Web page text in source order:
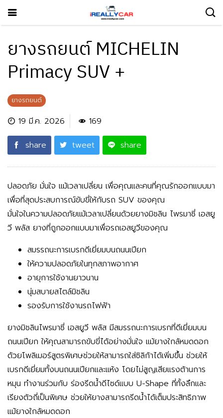
ยางรถยนต์ MICHELIN
Primacy SUV +
ยางรถยนต์
19 มี.ค. 2026
169
share
tweet share
ปลอดภัย มั่นใจ แม้เวลาเปลี่ยน เพื่อคุณและคนที่คุณรักออกแบบมา
เพื่อที่สุดประสบการณ์ขับขี่ให้กับรถ SUV ของคุณ
มั่นใจในความปลอดภัยแม้เวลาเปลี่ยนด้วยยางมิชลิน ไพรมาซี่ เอสยู
วี พลัส ยางที่ถูกออกแบบมาเพื่อรถเอสยูวีของคุณ
สมรรถนะการเบรกดีเยี่ยมบนถนนเปียก
ให้ความปลอดภัยในทุกสภาพอากาศ
อายุการใช้งานยาวนาน
นุ่มสบายสไตล์มิชลิน
รองรับการใช้งานรถไฟฟ้า
ยางมิชลินไพรมาซี่ เอสยูวี พลัส มีสมรรถนะการเบรกที่ดีเยี่ยมบน
ถนนเปียก ให้คุณสามารถขับขี่ได้อย่างมั่นใจ แม้ยางใกล้หมดดอก
ด้วยโพลิเมอร์สูตรพิเศษช่วยให้สามารถใส่ซิลิก้าได้เพิ่มขึ้น ช่วยให้
เบรกดีเยี่ยมทั้งบนถนนเปียกและแห้ง โดยไม่สูญเสียแรงต้านการ
หมุน ทำงานร่วมกับ ร่องรีดน้ำดีไซด์แบบ U-Shape ที่ทั้งลึกและ
เรียงตัวถี่เป็นพิเศษ ช่วยให้ยางสามารถรีดน้ำได้เต็มประสิทธิภาพ
แม้ยางใกล้หมดดอก